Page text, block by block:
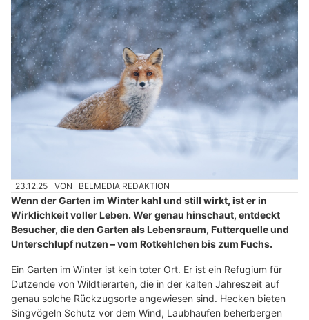
23.12.25 VON BELMEDIA REDAKTION
Wenn der Garten im Winter kahl und still wirkt, ist er in
Wirklichkeit voller Leben. Wer genau hinschaut, entdeckt
Besucher, die den Garten als Lebensraum, Futterquelle und
Unterschlupf nutzen – vom Rotkehlchen bis zum Fuchs.
Ein Garten im Winter ist kein toter Ort. Er ist ein Refugium für
Dutzende von Wildtierarten, die in der kalten Jahreszeit auf
genau solche Rückzugsorte angewiesen sind. Hecken bieten
Singvögeln Schutz vor dem Wind, Laubhaufen beherbergen